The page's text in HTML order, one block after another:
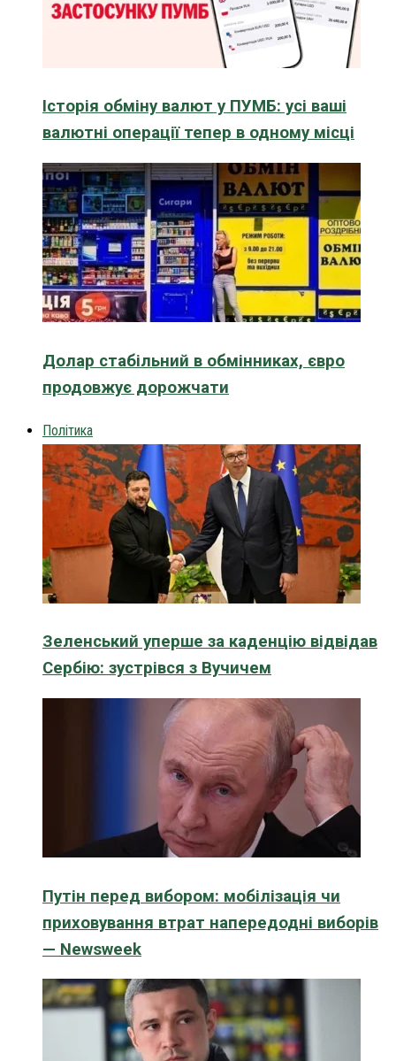
Історія обміну валют у ПУМБ: усі ваші
валютні операції тепер в одному місці
Долар стабільний в обмінниках, євро
продовжує дорожчати
Політика
Зеленський уперше за каденцію відвідав
Сербію: зустрівся з Вучичем
Путін перед вибором: мобілізація чи
приховування втрат напередодні виборів
— Newsweek